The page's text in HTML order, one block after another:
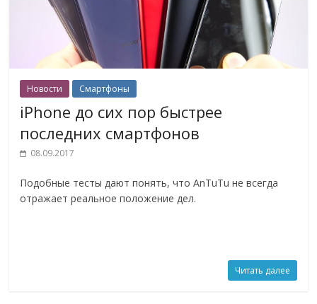
Новости Смартфоны
iPhone до сих пор быстрее
последних смартфонов
08.09.2017
Подобные тесты дают понять, что AnTuTu не всегда
отражает реальное положение дел.
Читать далее